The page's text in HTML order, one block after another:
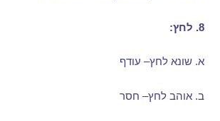
8. לחץ:
א.שונא לחץ– עודף
ב.אוהב לחץ– חסר